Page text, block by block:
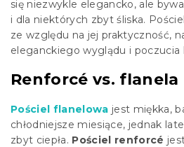
się niezwykle elegancko, ale
i dla niektórych zbyt śliska.
ze względu na jej praktyczność,
eleganckiego wyglądu i poczucia
Renforcé vs. flanela
Pościel flanelowa jest miękka,
chłodniejsze miesiące, jednak
zbyt ciepła. Pościel renforcé